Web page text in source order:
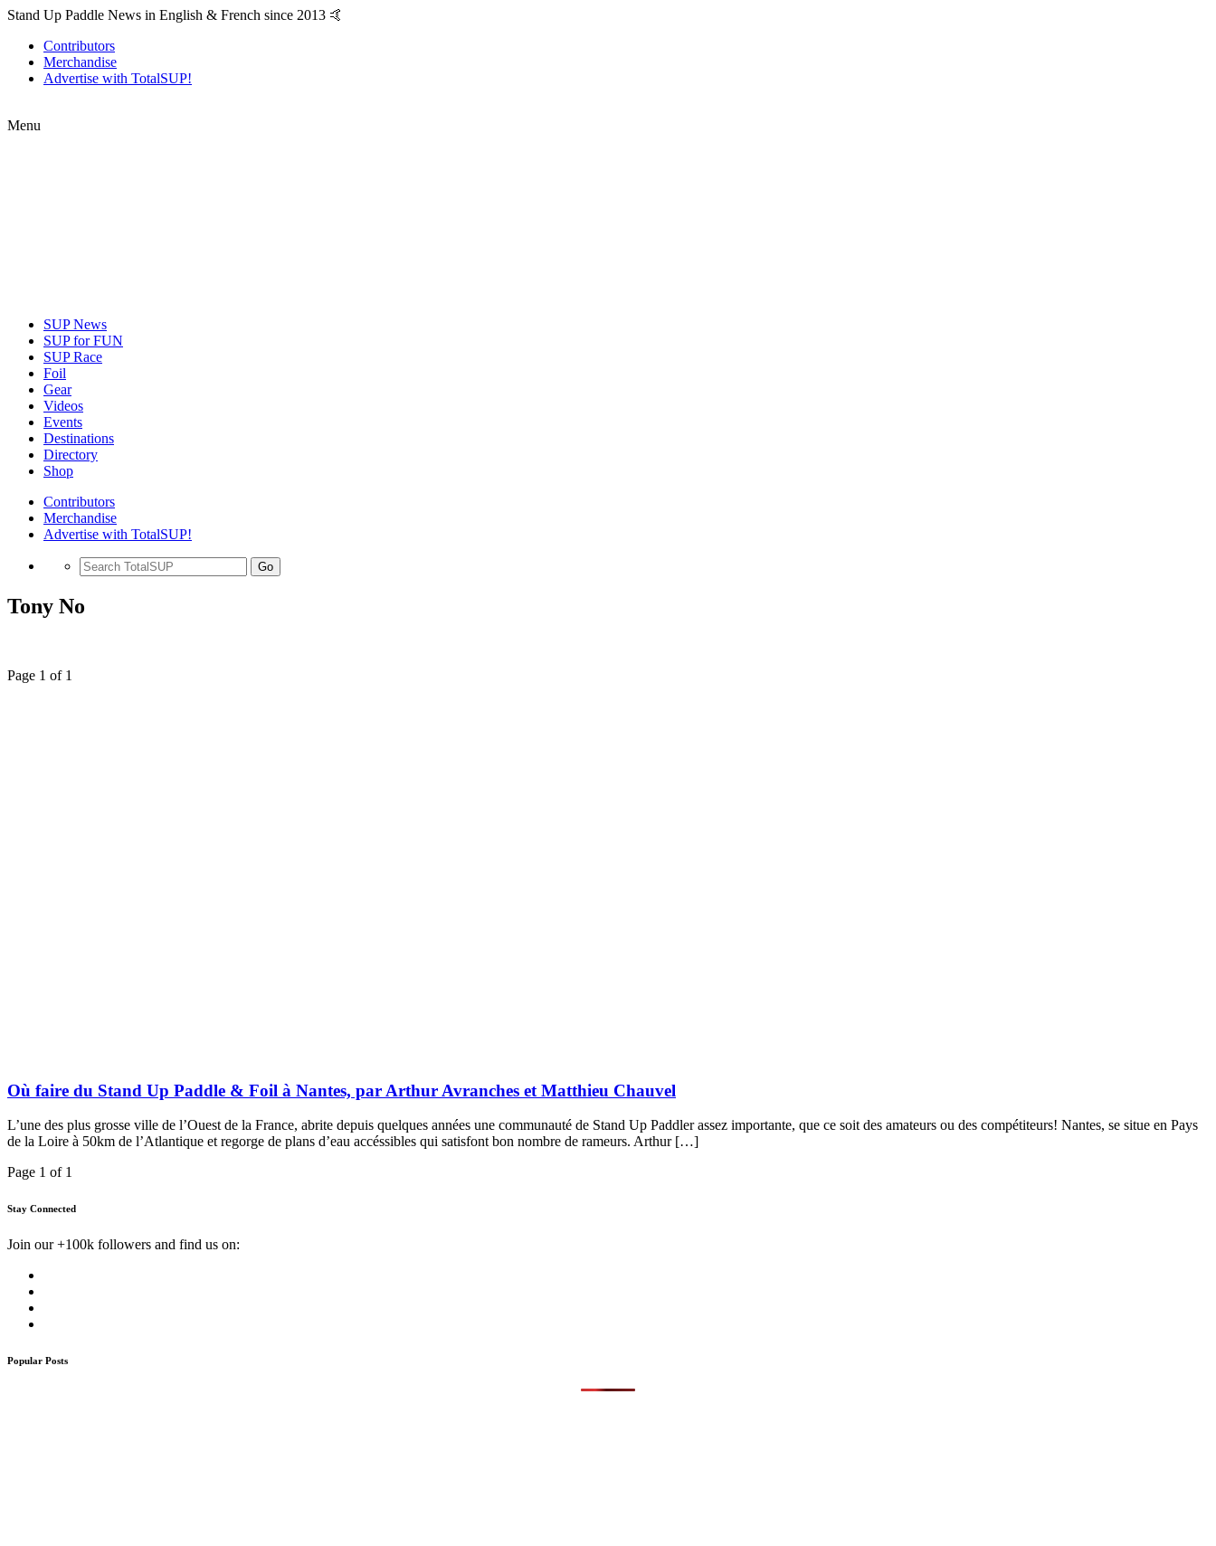
Stand Up Paddle News in English & French since 2013 🤙
Contributors
Merchandise
Advertise with TotalSUP!
Menu
SUP News
SUP for FUN
SUP Race
Foil
Gear
Videos
Events
Destinations
Directory
Shop
Contributors
Merchandise
Advertise with TotalSUP!
Go
Tony No
Page 1 of 1
Où faire du Stand Up Paddle & Foil à Nantes, par Arthur Avranches et Matthieu Chauvel
L’une des plus grosse ville de l’Ouest de la France, abrite depuis quelques années une communauté de Stand Up Paddler assez importante, que ce soit des amateurs ou des compétiteurs! Nantes, se situe en Pays
de la Loire à 50km de l’Atlantique et regorge de plans d’eau accéssibles qui satisfont bon nombre de rameurs. Arthur […]
Page 1 of 1
Stay Connected
Join our +100k followers and find us on:
Popular Posts